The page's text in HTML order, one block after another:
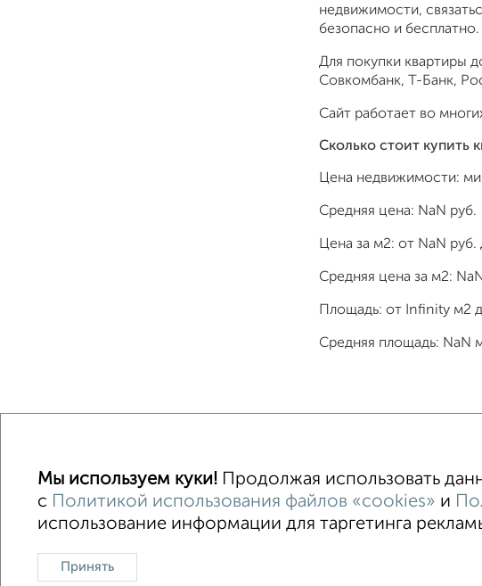
недвижимости,
безопасно и бесплатно.
Для покупки квартиры
Совкомбанк, Т-Банк,
Сайт работает во
Сколько стоит купить
Цена недвижимости:
Средняя цена: NaN руб.
Цена за м2: от NaN руб.
Средняя цена за м2: NaN
Площадь: от Infinity м2
Средняя площадь: NaN
В
Контакты Политика конфиденциальности Пользовательское
О проекте
Мы используем куки!Продолжая использовать
с
Политикой использования файлов «cookies» и
использование информации для таргетинга
Принять